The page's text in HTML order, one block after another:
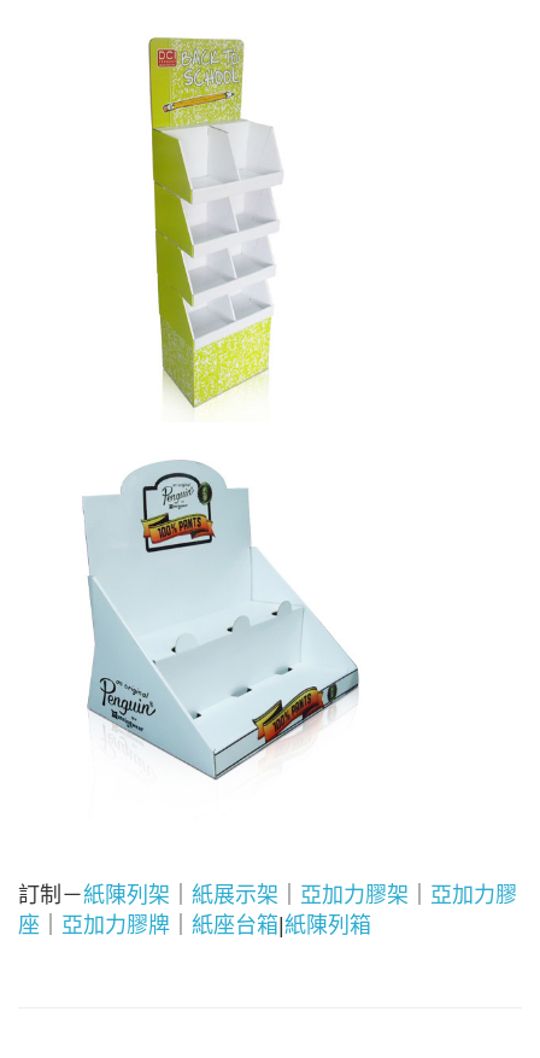
訂制－紙陳列架 紙展示架 亞加力膠架
亞加力膠
座
亞加力膠牌 紙座台箱 紙陳列箱